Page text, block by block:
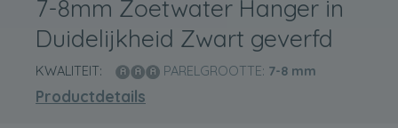
7-8mm Zoetwater Hanger in
Duidelijkheid Zwart geverfd
KWALITEIT: PARELGROOTTE: 7-8 mm
Productdetails